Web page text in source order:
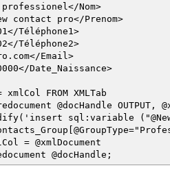
professionel</Nom>
contact pro</Prenom>
Téléphone1>
Téléphone2>
Email>
Date_Naissance>
xmlCol FROM XMLTab
@docHandle OUTPUT,
sql:variable
= @xmlDocument
@docHandle;